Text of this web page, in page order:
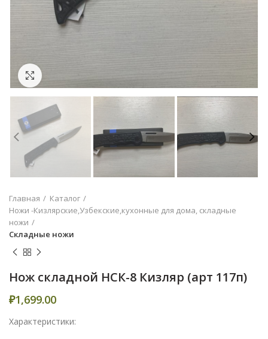
Главная
Каталог
Ножи -Кизлярские,Узбекские,кухонные для дома, складные
ножи
Складные ножи
Нож складной НСК-8 Кизляр (арт 117п)
₽1,699.00
Характеристики: